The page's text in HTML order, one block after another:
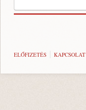
ELŐFIZETÉS KAPCSOLAT